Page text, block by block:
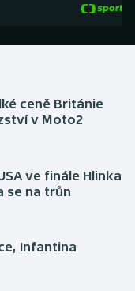
ceně Británie
v Moto2
ve finále Hlinka
se na trůn
Infantina